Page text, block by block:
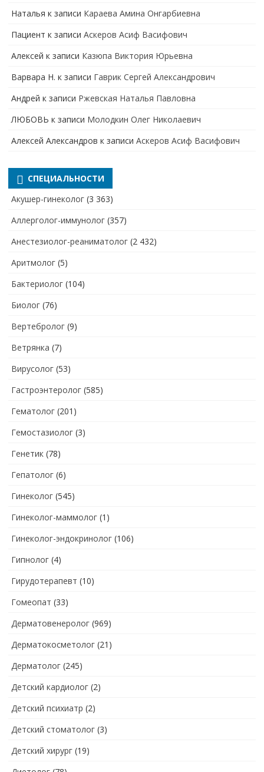
Наталья к записи Караева Амина Онгарбиевна
Пациент к записи Аскеров Асиф Васифович
Алексей к записи Казюпа Виктория Юрьевна
Варвара Н. к записи Гаврик Сергей Александрович
Андрей к записи Ржевская Наталья Павловна
ЛЮБОВЬ к записи Молодкин Олег Николаевич
Алексей Александров к записи Аскеров Асиф Васифович
СПЕЦИАЛЬНОСТИ
Акушер-гинеколог (3 363)
Аллерголог-иммунолог (357)
Анестезиолог-реаниматолог (2 432)
Аритмолог (5)
Бактериолог (104)
Биолог (76)
Вертебролог (9)
Ветрянка (7)
Вирусолог (53)
Гастроэнтеролог (585)
Гематолог (201)
Гемостазиолог (3)
Генетик (78)
Гепатолог (6)
Гинеколог (545)
Гинеколог-маммолог (1)
Гинеколог-эндокринолог (106)
Гипнолог (4)
Гирудотерапевт (10)
Гомеопат (33)
Дерматовенеролог (969)
Дерматокосметолог (21)
Дерматолог (245)
Детский кардиолог (2)
Детский психиатр (2)
Детский стоматолог (3)
Детский хирург (19)